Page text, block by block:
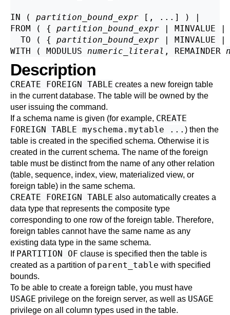
IN ( partition_bound_expr [, ...] ) |
FROM ( { partition_bound_expr | MINVALUE
  TO ( {
partition_bound_expr |
WITH ( MODULUS numeric_literal , REMAINDER
Description
CREATE FOREIGN TABLE creates a new foreign table
in the current database. The table will be owned by the
user issuing the command.
If a schema name is given (for example, CREATE
FOREIGN TABLE myschema.mytable ... ) then the
table is created in the specified schema. Otherwise it is
created in the current schema. The name of the foreign
table must be distinct from the name of any other relation
(table, sequence, index, view, materialized view, or
foreign table) in the same schema.
CREATE FOREIGN TABLE also automatically creates a
data type that represents the composite type
corresponding to one row of the foreign table. Therefore,
foreign tables cannot have the same name as any
existing data type in the same schema.
If PARTITION OF clause is specified then the table is
created as a partition of parent_table with specified
bounds.
To be able to create a foreign table, you must have
USAGE privilege on the foreign server, as well as USAGE
privilege on all column types used in the table.